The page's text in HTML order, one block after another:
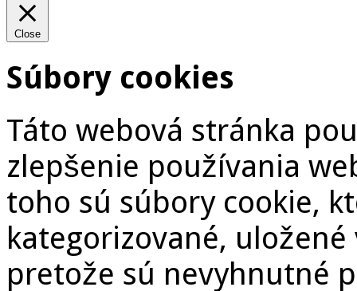
Close
Súbory cookies
Táto webová stránka
zlepšenie používania
toho sú súbory cookie,
kategorizované,
pretože sú nevyhnutné